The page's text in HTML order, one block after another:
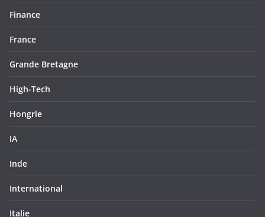
Finance
France
Grande Bretagne
High-Tech
Hongrie
IA
Inde
International
Italie